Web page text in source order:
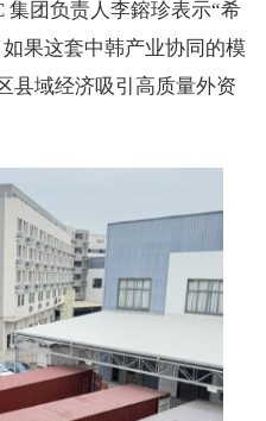
集团负责人李鎔珍表示“希
果这套中韩产业协同的模
县域经济吸引高质量外资